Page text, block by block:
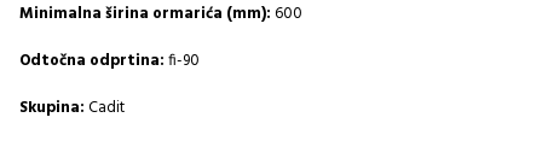
Minimalna širina ormarića (mm):600
Odtočna odprtina:fi-90
Skupina:Cadit